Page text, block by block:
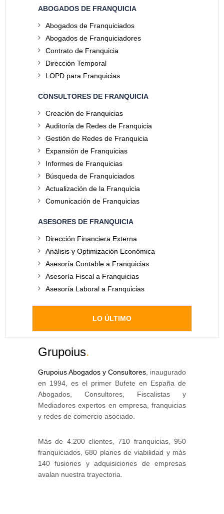
ABOGADOS DE FRANQUICIA
Abogados de Franquiciados
Abogados de Franquiciadores
Contrato de Franquicia
Dirección Temporal
LOPD para Franquicias
CONSULTORES DE FRANQUICIA
Creación de Franquicias
Auditoría de Redes de Franquicia
Gestión de Redes de Franquicia
Expansión de Franquicias
Informes de Franquicias
Búsqueda de Franquiciados
Actualización de la Franquicia
Comunicación de Franquicias
ASESORES DE FRANQUICIA
Dirección Financiera Externa
Análisis y Optimización Económica
Asesoría Contable a Franquicias
Asesoría Fiscal a Franquicias
Asesoría Laboral a Franquicias
LO ÚLTIMO
Grupoius.
Grupoius Abogados y Consultores , inaugurado
en 1994, es el primer Bufete en España de
Abogados, Consultores, Fiscalistas y
Mediadores expertos en empresa, franquicias
y redes de comercio asociado.
Más de 4.200 clientes, 710 franquicias, 950
franquiciados, 680 planes de viabilidad y más
140 fusiones y adquisiciones de empresas
avalan nuestra trayectoria.